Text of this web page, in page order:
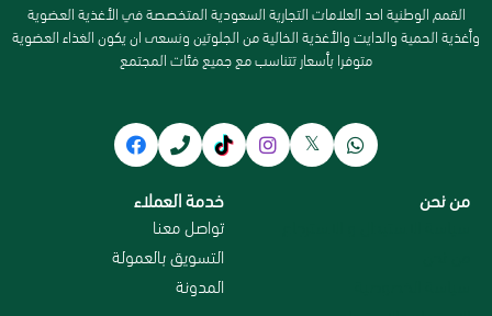
القمم الوطنية احد العلامات التجارية السعودية المتخصصة في الأغذية العضوية
وأغذية الحمية والدايت والأغذية الخالية من الجلوتين ونسعى ان يكون الغذاء العضوية
متوفرا بأسعار تتناسب مع جميع فئات المجتمع
من نحن خدمة العملاء
تواصل معنا
التسويق بالعمولة
المدونة